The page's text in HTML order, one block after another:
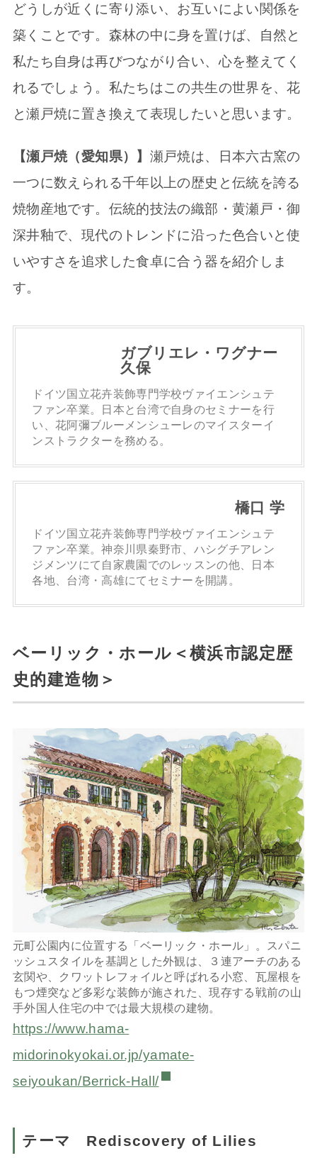
どうしが近くに寄り添い、お互いによい関係を
築くことです。森林の中に身を置けば、自然と
私たち自身は再びつながり合い、心を整えてく
れるでしょう。私たちはこの共生の世界を、花
と瀬戸焼に置き換えて表現したいと思います。
【瀬戸焼（愛知県）】 瀬戸焼は、日本六古窯の
一つに数えられる千年以上の歴史と伝統を誇る
焼物産地です。伝統的技法の織部・黄瀬戸・御
深井釉で、現代のトレンドに沿った色合いと使
いやすさを追求した食卓に合う器を紹介しま
す。
ガブリエレ・ワグナー
久保
ドイツ国立花卉装飾専門学校ヴァイエンシュテ
ファン卒業。日本と台湾で自身のセミナーを行
い、花阿彌ブルーメンシューレのマイスターイ
ンストラクターを務める。
橋口 学
ドイツ国立花卉装飾専門学校ヴァイエンシュテ
ファン卒業。神奈川県秦野市、ハシグチアレン
ジメンツにて自家農園でのレッスンの他、日本
各地、台湾・高雄にてセミナーを開講。
ベーリック・ホール＜横浜市認定歴
史的建造物＞
元町公園内に位置する「ベーリック・ホール」。スパニ
ッシュスタイルを基調とした外観は、３連アーチのある
玄関や、クワットレフォイルと呼ばれる小窓、瓦屋根を
もつ煙突など多彩な装飾が施された、現存する戦前の山
手外国人住宅の中では最大規模の建物。
https://www.hama-
midorinokyokai.or.jp/yamate-
seiyoukan/Berrick-Hall/
テーマ Rediscovery of Lilies